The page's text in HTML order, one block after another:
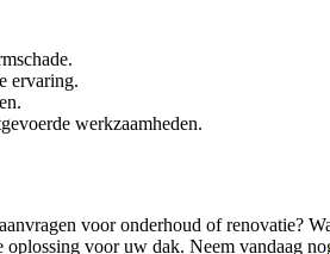
ervaring.
werkzaamheden.
voor onderhoud of renovatie?
oplossing voor uw dak. Neem vandaag